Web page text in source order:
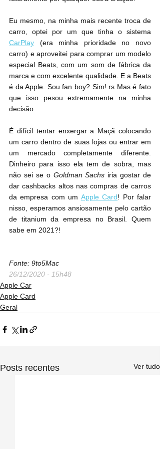
Eu mesmo, na minha mais recente troca de
CarPlay (era minha prioridade no novo
carro) e aproveitei para comprar um modelo
especial Beats, com um som de fábrica da
marca e com excelente qualidade. E a Beats
é da Apple. Sou fan boy? Sim! rs Mas é fato
que isso pesou extremamente na minha
decisão.
É difícil tentar enxergar a Maçã colocando
um carro dentro de suas lojas ou entrar em
um mercado completamente diferente.
Dinheiro para isso ela tem de sobra, mas
não sei se o Goldman Sachs iria gostar de
dar cashbacks altos nas compras de carros
da empresa com um Apple Card! Por falar
nisso, esperamos ansiosamente pelo cartão
de titanium da empresa no Brasil. Quem
sabe em 2021?!
Fonte: 9to5Mac
26/12/2020 - 15h48
Apple Car
Apple Card
Geral
Posts recentes Ver tudo